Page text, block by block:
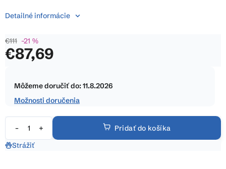
produktu
0,0
z
€111 –21 %
€87,69
cena:
Môžeme doručiť do:11.8.2026
Možnosti doručenia
Pridať do košíka
Detailné informácie
Strážiť